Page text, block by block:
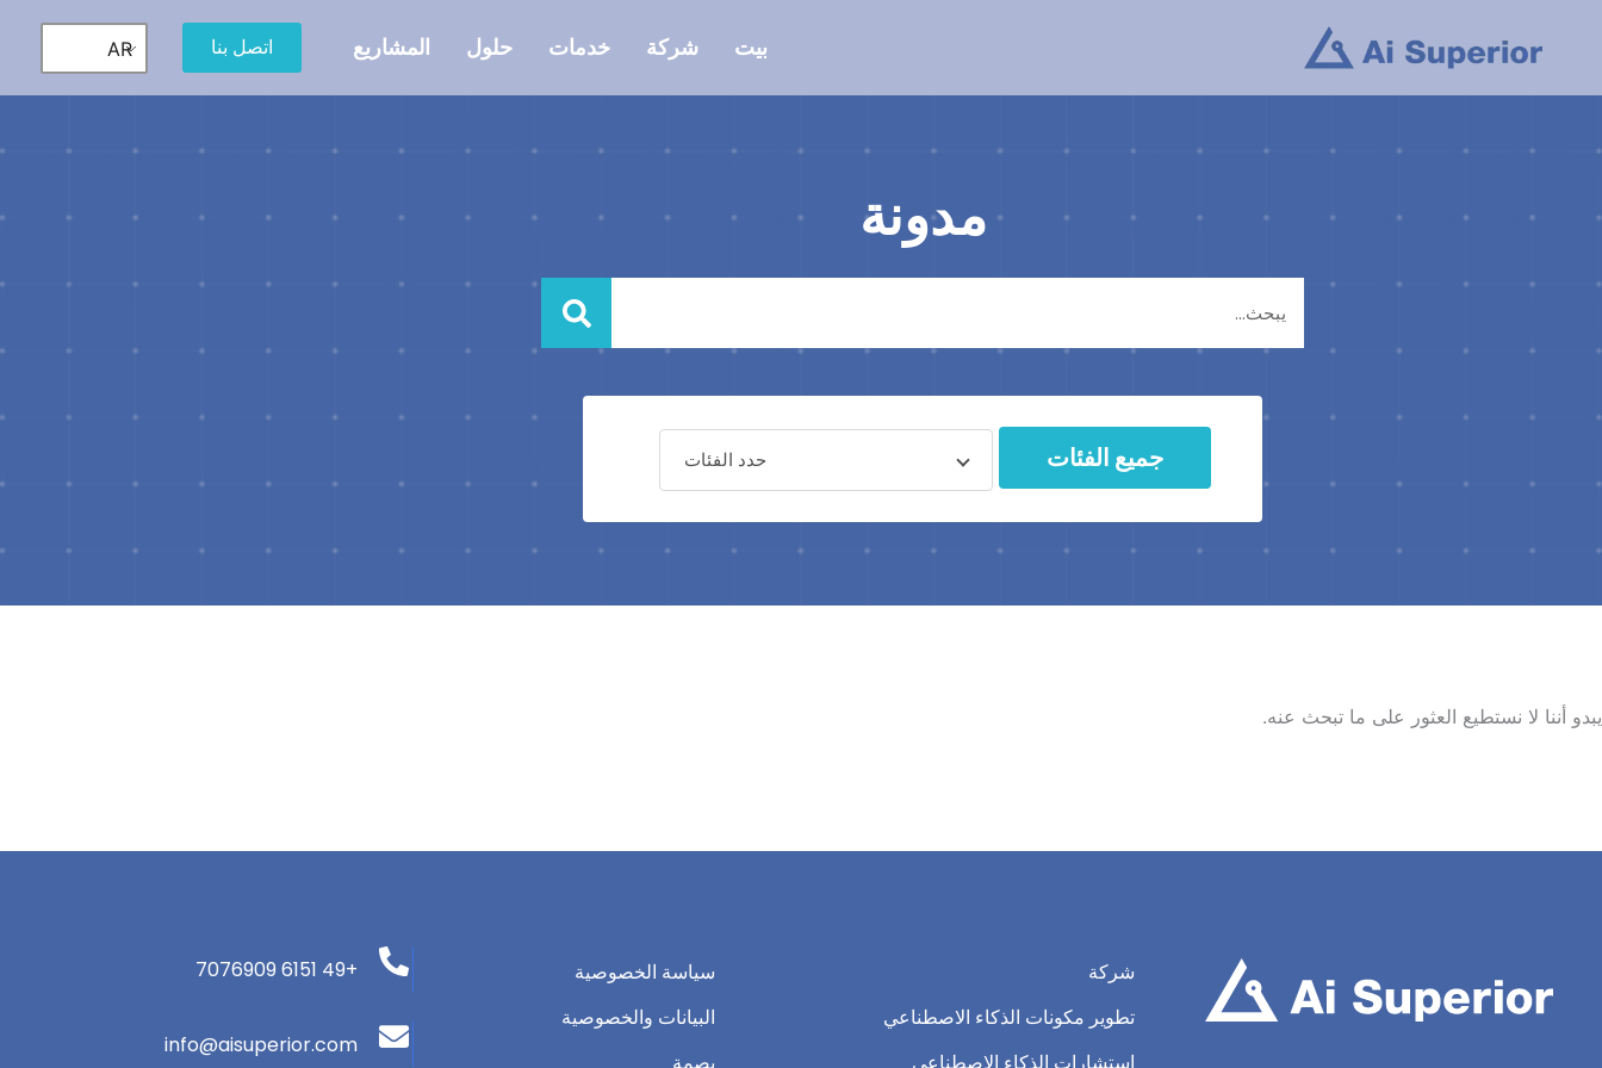
بيت شركة خدمات حلول المشاريع اتصل بنا AR
مدونة
جميع الفئات حدد الفئات
يبدو أننا لا نستطيع العثور على ما تبحث عنه.
شركة
تطوير مكونات الذكاء الاصطناعي
سياسة الخصوصية
البيانات والخصوصية
+49 6151 7076909
info@aisuperior.com